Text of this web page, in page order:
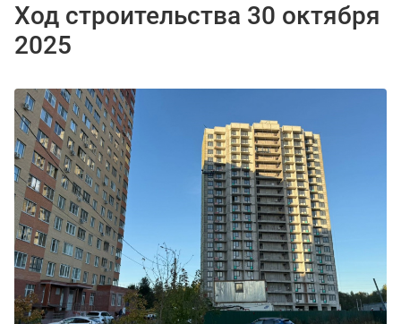
Ход строительства 30 октября
2025